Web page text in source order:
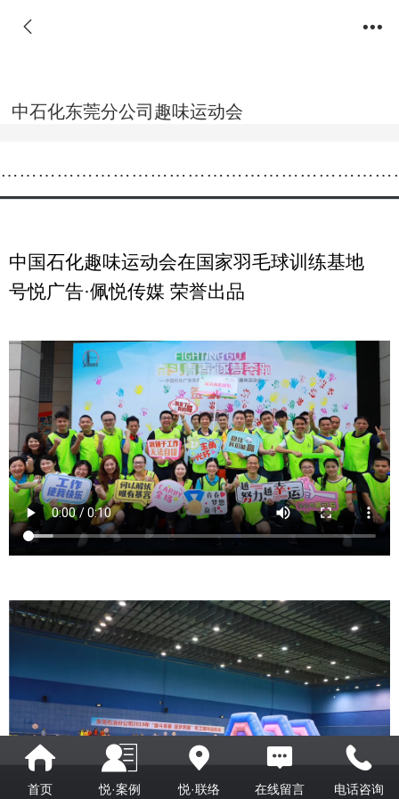
中石化东莞分公司趣味运动会
中国石化趣味运动会在国家羽毛球训练基地
号悦广告·佩悦传媒 荣誉出品
首页 悦·案例 悦·联络 在线留言 电话咨询